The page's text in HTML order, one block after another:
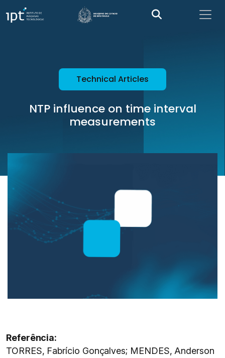
Technical Articles
NTP influence on time interval
measurements
Referência:
TORRES, Fabrício Gonçalves; MENDES, Anderson